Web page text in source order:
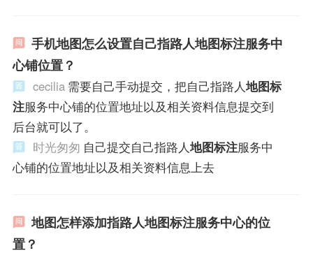
手机地图怎么设置自己指路人地图标注服务中
心铺位置？
cecilia 需要自己手动提交，把自己指路人地图标
注服务中心铺的位置地址以及相关资料信息提交到
后台就可以了。
时光匆匆 自己提交自己指路人地图标注服务中
心铺的位置地址以及相关资料信息上去
地图怎样添加指路人地图标注服务中心的位
置？